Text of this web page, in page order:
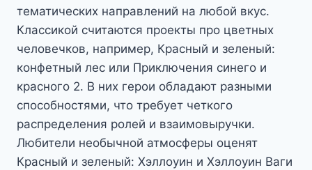
тематических направлений на любой вкус.
Классикой считаются проекты про цветных
человечков, например, Красный и зеленый:
конфетный лес или Приключения синего и
красного 2. В них герои обладают разными
способностями, что требует четкого
распределения ролей и взаимовыручки.
Любители необычной атмосферы оценят
Красный и зеленый: Хэллоуин и Хэллоуин Ваги